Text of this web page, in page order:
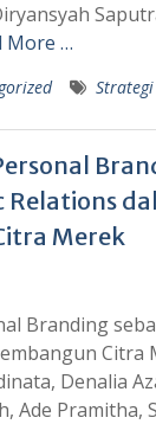
More …
Relations
Merek
Branding
Citra
Denalia
Ade Pramitha,